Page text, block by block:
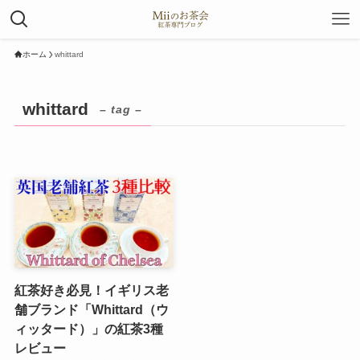
ホーム whittard
whittard – tag –
紅茶好き必見！イギリス老
舗ブランド「Whittard（ウ
ィッタード）」の紅茶3種
レビュー